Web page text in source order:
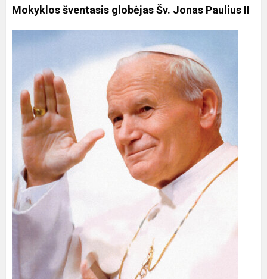
Mokyklos šventasis globėjas Šv. Jonas Paulius II